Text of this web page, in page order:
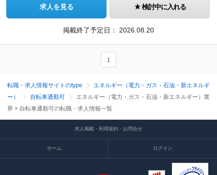
求人を見る 検討中に入れる
掲載終了予定日： 2026.08.20
1
転職・求人情報サイトのtype
エネルギー（電力・ガス・石油・新エネルギ
ー）
自転車通勤可
エネルギー（電力・ガス・石油・新エネルギー）業
界 × 自転車通勤可の転職・求人情報一覧
求人掲載・利用規約・お問合せ
ホーム ログイン